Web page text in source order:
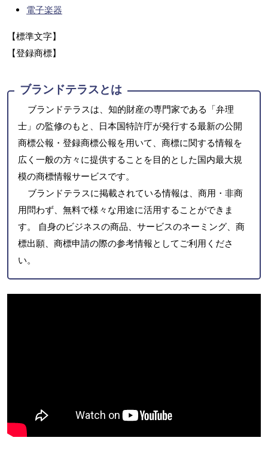
電子楽器
【標準文字】
【登録商標】
ブランドテラスとは
ブランドテラスは、知的財産の専門家である「弁理
士」の監修のもと、日本国特許庁が発行する最新の公開
商標公報・登録商標公報を用いて、商標に関する情報を
広く一般の方々に提供することを目的とした国内最大規
模の商標情報サービスです。
ブランドテラスに掲載されている情報は、商用・非商
用問わず、無料で様々な用途に活用することができま
す。 自身のビジネスの商品、サービスのネーミング、商
標出願、商標申請の際の参考情報としてご利用くださ
い。